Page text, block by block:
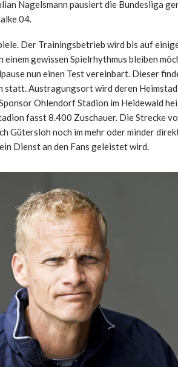
Nagelsmann pausiert die Bundesliga
04.
Der Trainingsbetrieb wird bis auf
gewissen Spielrhythmus bleiben
nun einen Test vereinbart. Dieser
statt. Austragungsort wird deren
Ohlendorf Stadion im Heidewald
fasst 8.400 Zuschauer. Die Strecke
Gütersloh noch im mehr oder minder
Dienst an den Fans geleistet wird.